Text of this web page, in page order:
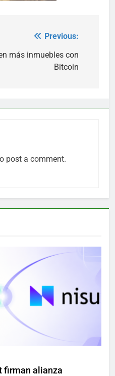
Previous:
más inmuebles con
Bitcoin
post a comment.
firman alianza